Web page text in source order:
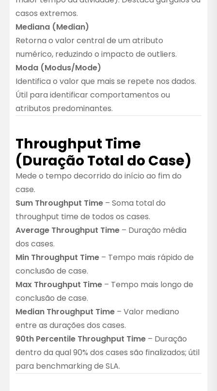
casos extremos.
Mediana (Median)
Retorna o valor central de um atributo
numérico, reduzindo o impacto de outliers.
Moda (Modus/Mode)
Identifica o valor que mais se repete nos dados.
Útil para identificar comportamentos ou
atributos predominantes.
Throughput Time
(Duração Total do Case)
Mede o tempo decorrido do início ao fim do
case.
Sum Throughput Time – Soma total do
throughput time de todos os cases.
Average Throughput Time – Duração média
dos cases.
Min Throughput Time – Tempo mais rápido de
conclusão de case.
Max Throughput Time – Tempo mais longo de
conclusão de case.
Median Throughput Time – Valor mediano
entre as durações dos cases.
90th Percentile Throughput Time – Duração
dentro da qual 90% dos cases são finalizados; útil
para benchmarking de SLA.